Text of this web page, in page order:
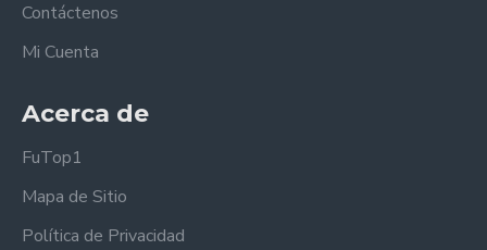
Contáctenos
Mi Cuenta
Acerca de
FuTop1
Mapa de Sitio
Política de Privacidad